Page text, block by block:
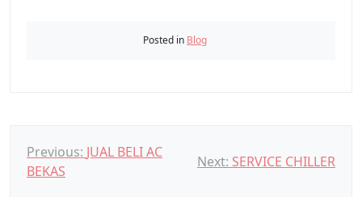
Posted in Blog
N
a
Previous: JUAL BELI AC
BEKAS
Next: SERVICE CHILLER